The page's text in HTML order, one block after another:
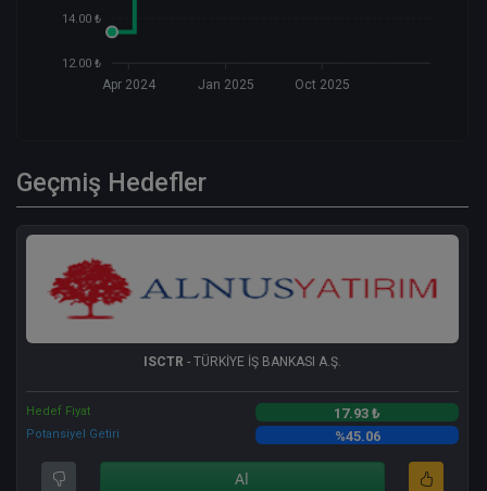
14.00 ₺
12.00 ₺
Apr 2024 Jan 2025 Oct 2025
Geçmiş Hedefler
ISCTR - TÜRKİYE İŞ BANKASI A.Ş.
Hedef Fiyat 17.93 ₺
Potansiyel Getiri %45.06
Al